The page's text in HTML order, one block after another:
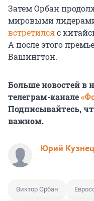
Затем Орбан
мировыми
встретилсяс
А после этого
Вашингтон.
Больше новостей
телеграм-канале
Подписывайтесь,
важном.
Юрий
Виктор Орбан